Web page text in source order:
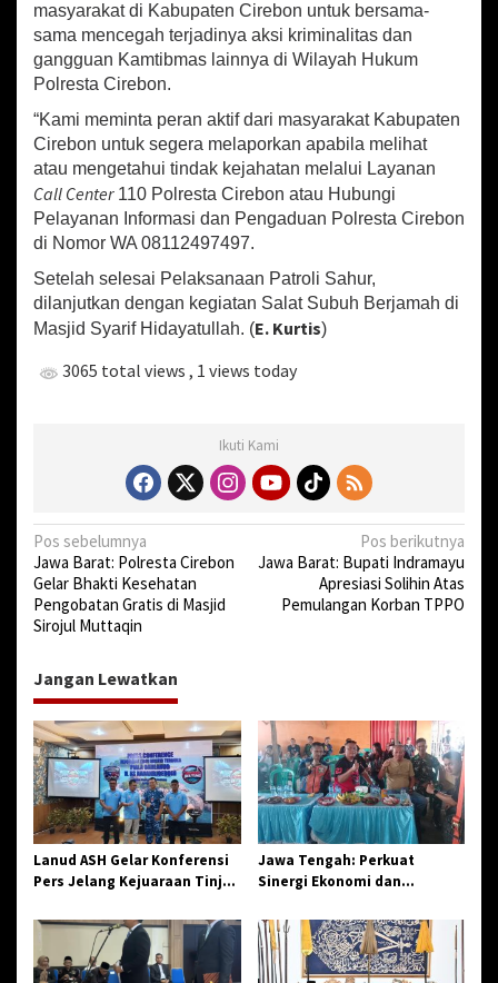
masyarakat di Kabupaten Cirebon untuk bersama-
sama mencegah terjadinya aksi kriminalitas dan
gangguan Kamtibmas lainnya di Wilayah Hukum
Polresta Cirebon.
“Kami meminta peran aktif dari masyarakat Kabupaten
Cirebon untuk segera melaporkan apabila melihat
atau mengetahui tindak kejahatan melalui Layanan
Call Center110 Polresta Cirebon atau Hubungi
Pelayanan Informasi dan Pengaduan Polresta Cirebon
di Nomor WA 08112497497.
Setelah selesai Pelaksanaan Patroli Sahur,
dilanjutkan dengan kegiatan Salat Subuh Berjamah di
Masjid Syarif Hidayatullah. (E. Kurtis)
3065 total views , 1 views today
Ikuti Kami
N
a
v
i
g
a
s
i
p
o
s
Pos sebelumnya
Jawa Barat: Polresta Cirebon
Gelar Bhakti Kesehatan
Pengobatan Gratis di Masjid
Sirojul Muttaqin
Pos berikutnya
Jawa Barat: Bupati Indramayu
Apresiasi Solihin Atas
Pemulangan Korban TPPO
Jangan Lewatkan
Lanud ASH Gelar Konferensi
Pers Jelang Kejuaraan Tinju
2026
Jawa Tengah: Perkuat
Sinergi Ekonomi dan
Jangkar Gelar Halal Bi Halal
di Losari